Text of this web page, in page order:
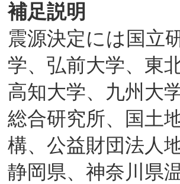
補足説明
震源決定には国立
学、弘前大学、東
高知大学、九州大
総合研究所、国土
構、公益財団法人
静岡県、神奈川県